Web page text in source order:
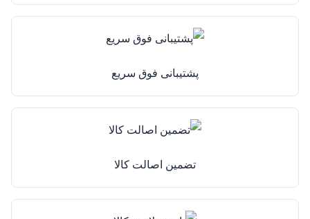
پشتیبانی فوق سریع
تضمین اصالت کالا